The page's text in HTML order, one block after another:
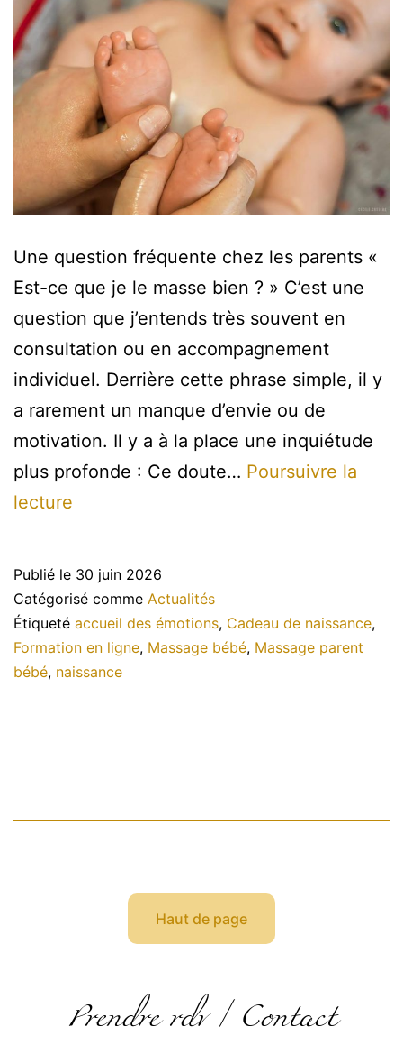
Une question fréquente chez les parents «
Est-ce que je le masse bien ? » C’est une
question que j’entends très souvent en
consultation ou en accompagnement
individuel. Derrière cette phrase simple, il y
a rarement un manque d’envie ou de
motivation. Il y a à la place une inquiétude
plus profonde : Ce doute… Poursuivre la
lecture
je
masse
bien
mon
parents
Publié le 30 juin 2026
Catégorisé comme Actualités
Étiqueté accueil des émotions, Cadeau de naissance,
Formation en ligne, Massage bébé, Massage parent
bébé, naissance
Haut de page
Prendre rdv / Contact